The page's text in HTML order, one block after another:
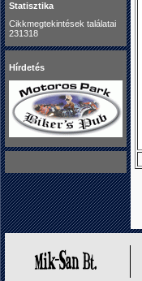
Statisztika
Cikkmegtekintések találatai
231318
Hírdetés